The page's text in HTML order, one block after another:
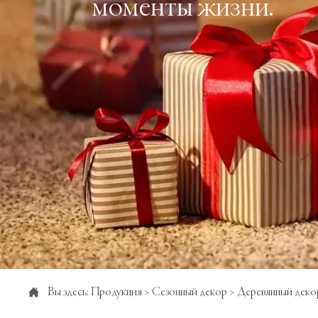
моменты жизни.
 Вы здесь: Продукция> Сезонный декор > Деревянный